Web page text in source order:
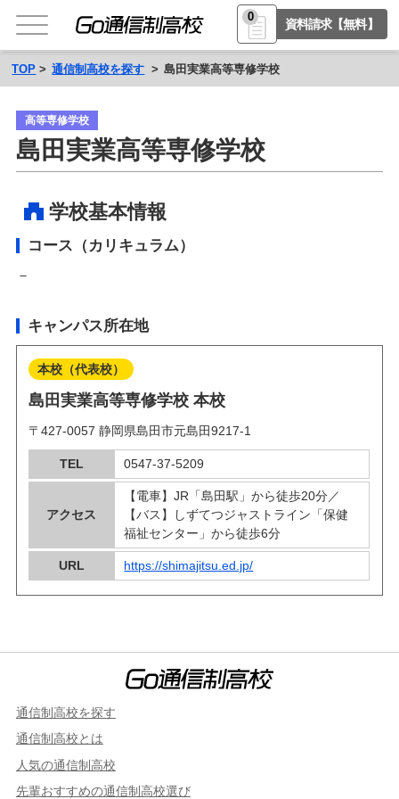
0
資料請求【無料】
TOP 通信制高校を探す 島田実業高等専修学校
高等専修学校
島田実業高等専修学校
学校基本情報
コース（カリキュラム）
－
キャンパス所在地
本校（代表校）
島田実業高等専修学校 本校
〒427-0057 静岡県島田市元島田9217-1
TEL 0547-37-5209
アクセス
【電車】JR「島田駅」から徒歩20分／
【バス】しずてつジャストライン「保健
福祉センター」から徒歩6分
URL https://shimajitsu.ed.jp/
通信制高校を探す
通信制高校とは
人気の通信制高校
先輩おすすめの通信制高校選び